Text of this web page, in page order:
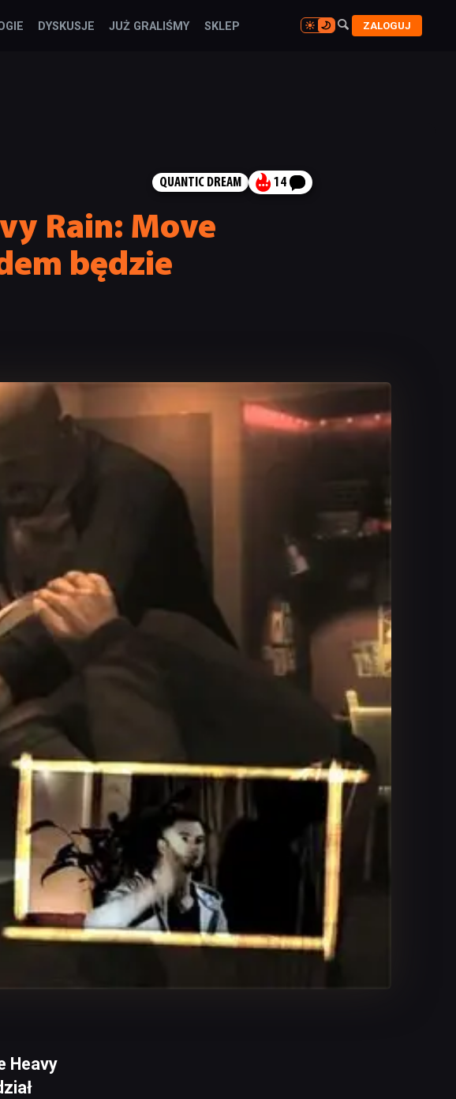
DYSKUSJE JUŻ GRALIŚMY SKLEP 
 ZALOGUJ
QUANTIC DREAM 14
Rain: Move
będzie
Heavy